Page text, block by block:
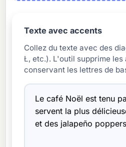
Texte avec accents
Collez du texte avec des
Ł, etc.). L'outil supprime les
conservant les lettres de